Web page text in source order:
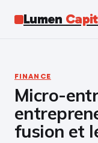
Lumen
Business
Finance
FINANCE
Micro-
fusion et